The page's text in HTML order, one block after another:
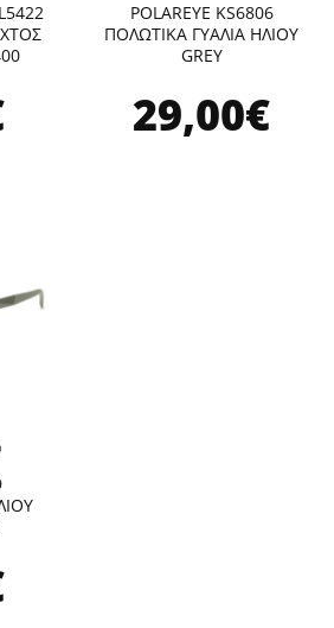
POLAREYE KS6806
ΠΟΛΩΤΙΚΑ ΓΥΑΛΙΑ ΗΛΙΟΥ
GREY
29,00€